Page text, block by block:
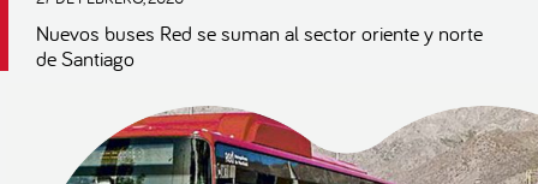
Nuevos buses Red se suman al sector oriente y norte
de Santiago